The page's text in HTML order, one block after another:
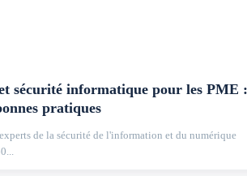
sécurité informatique pour les PME :
pratiques
de la sécurité de l'information et du numérique